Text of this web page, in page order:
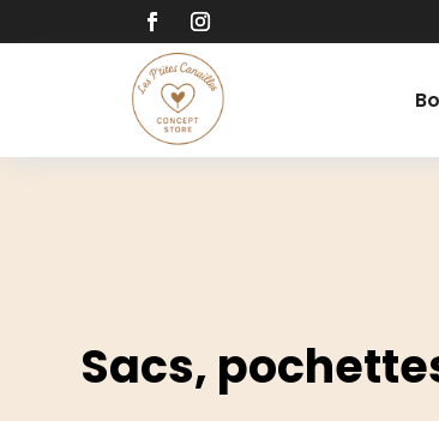
Sacs,